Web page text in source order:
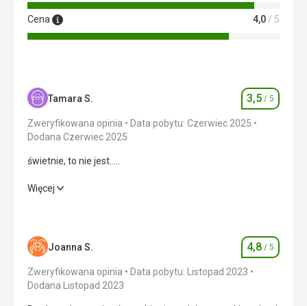
Cena 4,0 / 5
Tamara S. Ocena
3,5 / 5
Zweryfikowana opinia
Data pobytu: Czerwiec 2025
Dodana Czerwiec 2025
świetnie, to nie jest.....
świetnie, to nie jest.....
Zakwaterowanie 4,0/ 5
Okolica
Więcej
Joanna S. Ocena
4,8 / 5
Zweryfikowana opinia
Data pobytu: Listopad 2023
Dodana Listopad 2023